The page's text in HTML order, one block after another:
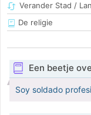
Verander Stad /
De religie
Een beetje
Soy soldado